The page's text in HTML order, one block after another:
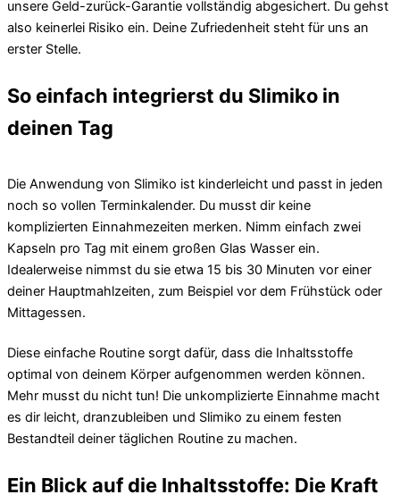
unsere Geld-zurück-Garantie vollständig abgesichert. Du gehst
also keinerlei Risiko ein. Deine Zufriedenheit steht für uns an
erster Stelle.
So einfach integrierst du Slimiko in
deinen Tag
Die Anwendung von Slimiko ist kinderleicht und passt in jeden
noch so vollen Terminkalender. Du musst dir keine
komplizierten Einnahmezeiten merken. Nimm einfach zwei
Kapseln pro Tag mit einem großen Glas Wasser ein.
Idealerweise nimmst du sie etwa 15 bis 30 Minuten vor einer
deiner Hauptmahlzeiten, zum Beispiel vor dem Frühstück oder
Mittagessen.
Diese einfache Routine sorgt dafür, dass die Inhaltsstoffe
optimal von deinem Körper aufgenommen werden können.
Mehr musst du nicht tun! Die unkomplizierte Einnahme macht
es dir leicht, dranzubleiben und Slimiko zu einem festen
Bestandteil deiner täglichen Routine zu machen.
Ein Blick auf die Inhaltsstoffe: Die Kraft